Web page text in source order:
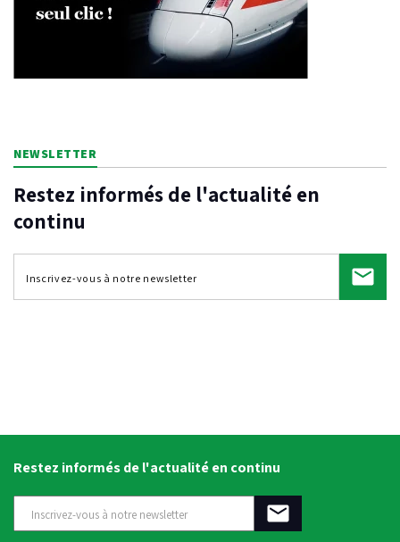
NEWSLETTER
Restez informés de l'actualité en
continu
Restez informés de l'actualité en continu